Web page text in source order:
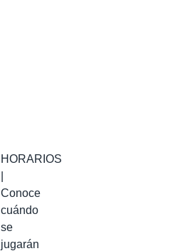
HORARIOS
Conoce
cuándo
se
jugarán